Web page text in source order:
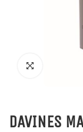
DAVINES